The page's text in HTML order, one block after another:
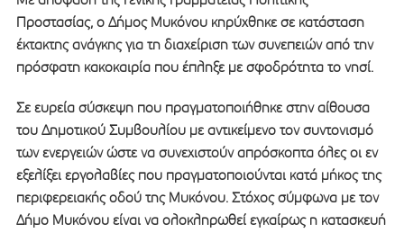
Προστασίας, ο Δήμος Μυκόνου κηρύχθηκε σε κατάσταση
έκτακτης ανάγκης για τη διαχείριση των συνεπειών από την
πρόσφατη κακοκαιρία που έπληξε με σφοδρότητα το νησί.
Σε ευρεία σύσκεψη που πραγματοποιήθηκε στην αίθουσα
του Δημοτικού Συμβουλίου με αντικείμενο τον συντονισμό
των ενεργειών ώστε να συνεχιστούν απρόσκοπτα όλες οι εν
εξελίξει εργολαβίες που πραγματοποιούνται κατά μήκος της
περιφερειακής οδού της Μυκόνου. Στόχος σύμφωνα με τον
Δήμο Μυκόνου είναι να ολοκληρωθεί εγκαίρως η κατασκευή